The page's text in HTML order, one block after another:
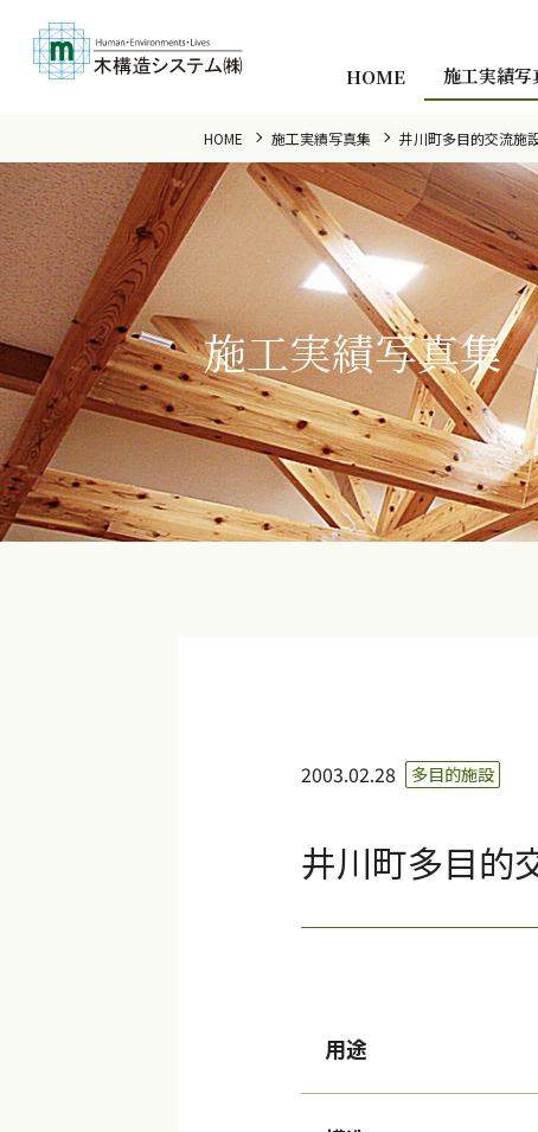
HOME 施工実績写
HOME 施工実績写真集 井川町多目的交流施
施工実績写真集
2003.02.28 多目的施設
井川町多目的
用途